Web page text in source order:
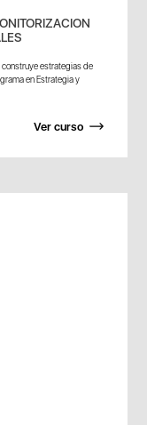
construye estrategias de
en Estrategia y
Ver curso